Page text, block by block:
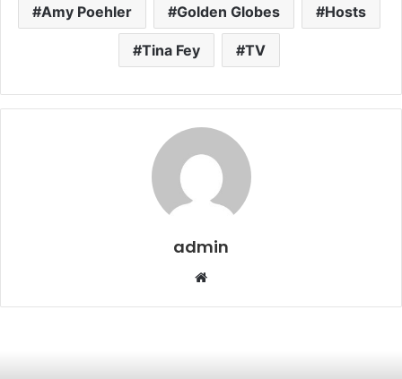
Amy Poehler Golden Globes Hosts
Tina Fey TV
admin
Website